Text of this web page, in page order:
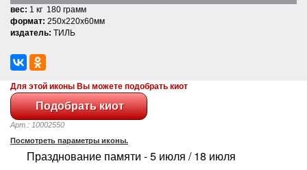
вес: 1 кг 180 грамм
формат: 250x220x60мм
издатель: ТИЛЬ
Для этой иконы Вы можете подобрать киот
Арт.: 10002550
Посмотреть параметры иконы.
Празднование памяти - 5 июля / 18 июля